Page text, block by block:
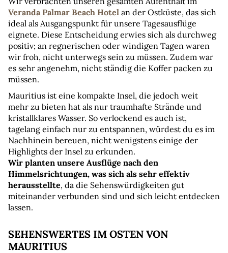
Veranda Palmar Beach Hotel an der Ostküste, das sich
ideal als Ausgangspunkt für unsere Tagesausflüge
eignete. Diese Entscheidung erwies sich als durchweg
positiv; an regnerischen oder windigen Tagen waren
wir froh, nicht unterwegs sein zu müssen. Zudem war
es sehr angenehm, nicht ständig die Koffer packen zu
müssen.
Mauritius ist eine kompakte Insel, die jedoch weit
mehr zu bieten hat als nur traumhafte Strände und
kristallklares Wasser. So verlockend es auch ist,
tagelang einfach nur zu entspannen, würdest du es im
Nachhinein bereuen, nicht wenigstens einige der
Highlights der Insel zu erkunden.
Wir planten unsere Ausflüge nach den
Himmelsrichtungen, was sich als sehr effektiv
herausstellte, da die Sehenswürdigkeiten gut
miteinander verbunden sind und sich leicht entdecken
lassen.
SEHENSWERTES IM OSTEN VON
MAURITIUS